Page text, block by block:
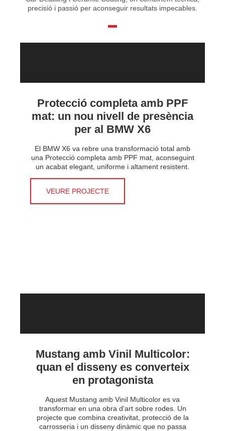
precisió i passió per aconseguir resultats impecables.
Protecció completa amb PPF
mat: un nou nivell de presència
per al BMW X6
El BMW X6 va rebre una transformació total amb
una Protecció completa amb PPF mat, aconseguint
un acabat elegant, uniforme i altament resistent.
VEURE PROJECTE
Mustang amb Vinil Multicolor:
quan el disseny es converteix
en protagonista
Aquest Mustang amb Vinil Multicolor es va
transformar en una obra d'art sobre rodes. Un
projecte que combina creativitat, protecció de la
carrosseria i un disseny dinàmic que no passa